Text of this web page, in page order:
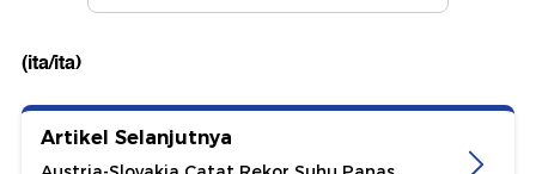
(ita/ita)
Artikel Selanjutnya